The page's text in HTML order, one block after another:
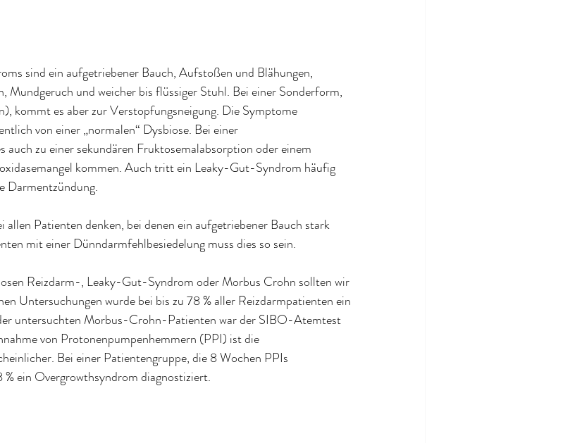
sind ein aufgetriebener Bauch, Aufstoßen und Blähungen,
Mundgeruch und weicher bis flüssiger Stuhl. Bei einer Sonderform,
kommt es aber zur Verstopfungsneigung. Die Symptome
von einer „normalen“ Dysbiose. Bei einer
auch zu einer sekundären Fruktosemalabsorption oder einem
kommen. Auch tritt ein Leaky-Gut-Syndrom häufig
Darmentzündung.
allen Patienten denken, bei denen ein aufgetriebener Bauch stark
mit einer Dünndarmfehlbesiedelung muss dies so sein.
Reizdarm-, Leaky-Gut-Syndrom oder Morbus Crohn sollten wir
Untersuchungen wurde bei bis zu 78 % aller Reizdarmpatienten ein
untersuchten Morbus-Crohn-Patienten war der SIBO-Atemtest
von Protonenpumpenhemmern (PPI) ist die
Bei einer Patientengruppe, die 8 Wochen PPIs
ein Overgrowthsyndrom diagnostiziert.